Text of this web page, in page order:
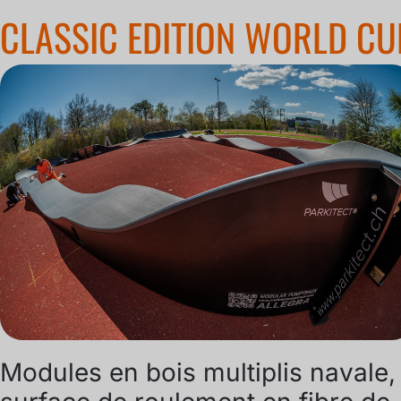
CLASSIC EDITION WORLD
Modules en bois multiplis navale,